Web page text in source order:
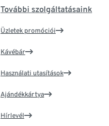
További szolgáltatásaink
Üzletek promóciói
Kávébár
Használati utasítások
Ajándékkártya
Hírlevél